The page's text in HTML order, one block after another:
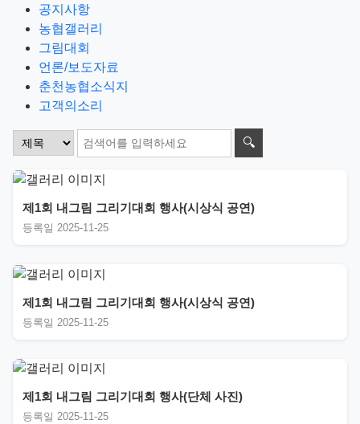
공지사항
농협갤러리
그림대회
언론/보도자료
춘천농협소식지
고객의소리
🔍
제1회 내그림 그리기대회 행사(시상식 공연)
등록일 2025-11-25
제1회 내그림 그리기대회 행사(시상식 공연)
등록일 2025-11-25
제1회 내그림 그리기대회 행사(단체 사진)
등록일 2025-11-25